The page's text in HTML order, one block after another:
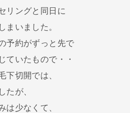
リングと同日に
まいました。
予約がずっと先で
ていたもので・・
下切開では、
たが、
は少なくて、